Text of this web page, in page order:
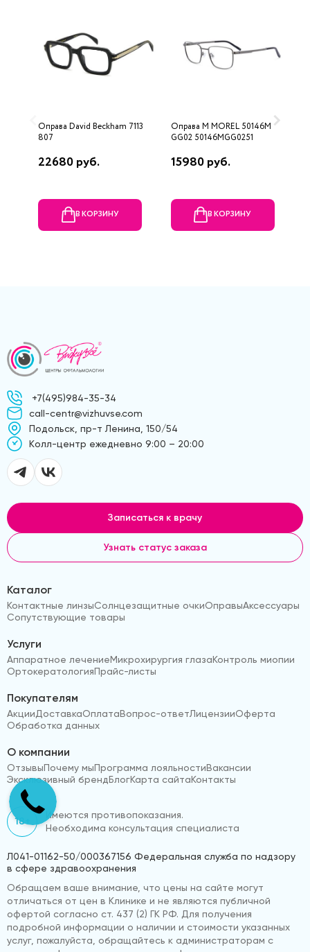
Оправа David Beckham 7113
807
22680 руб.
В КОРЗИНУ
Оправа M MOREL 50146M
GG02 50146MGG0251
15980 руб.
В КОРЗИНУ
+7(495)984-35-34
call-centr@vizhuvse.com
Подольск, пр-т Ленина, 150/54
Kолл-центр ежедневно 9:00 – 20:00
Записаться к врачу
Узнать статус заказа
Каталог
Контактные линзыСолнцезащитные очкиОправыАксессуары
Сопутствующие товары
Услуги
Аппаратное лечениеМикрохирургия глазаКонтроль миопии
ОртокератологияПрайс-листы
Покупателям
АкцииДоставкаОплатаВопрос-ответЛицензииОферта
Обработка данных
О компании
ОтзывыПочему мыПрограмма лояльностиВакансии
Эксклюзивный брендБлогКарта сайтаКонтакты
18+
Имеются противопоказания.
Необходима консультация специалиста
Л041-01162-50/000367156 Федеральная служба по надзору
в сфере здравоохранения
Обращаем ваше внимание, что цены на сайте могут
отличаться от цен в Клинике и не являются публичной
офертой согласно ст. 437 (2) ГК РФ. Для получения
подробной информации о наличии и стоимости указанных
услуг, пожалуйста, обращайтесь к администраторам с